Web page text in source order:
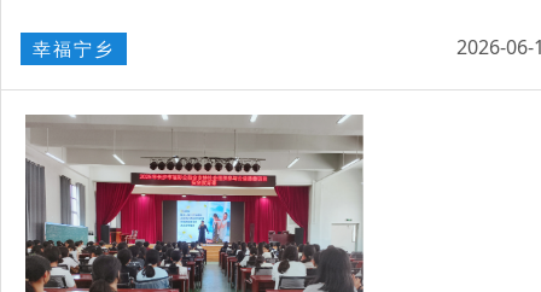
幸福宁乡 2026-06-